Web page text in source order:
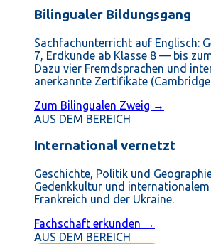
Bilingualer Bildungsgang
Sachfachunterricht auf Englisch:
7, Erdkunde ab Klasse 8 — bis
Dazu vier Fremdsprachen und
anerkannte Zertifikate (Cambridge ·
Zum Bilingualen Zweig →
AUS DEM BEREICH
International vernetzt
Geschichte, Politik und
Gedenkkultur und
Frankreich und der Ukraine.
Fachschaft erkunden →
AUS DEM BEREICH